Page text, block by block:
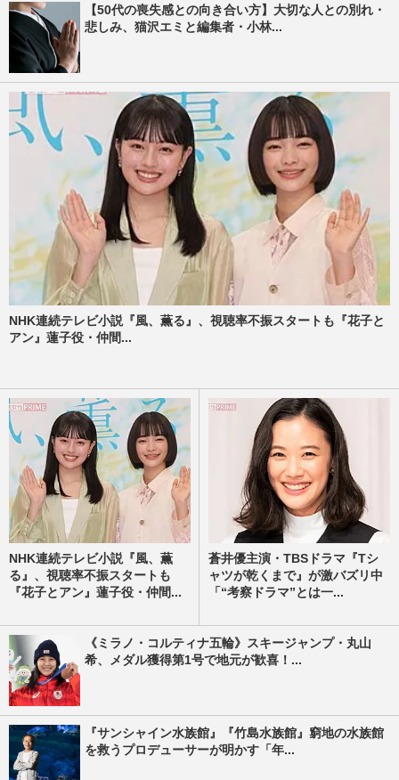
【50代の喪失感との向き合い方】大切な人との別れ・
悲しみ、猫沢エミと編集者・小林...
NHK連続テレビ小説『風、薫る』、視聴率不振スタートも『花子と
アン』蓮子役・仲間...
NHK連続テレビ小説『風、薫
る』、視聴率不振スタートも
『花子とアン』蓮子役・仲間...
蒼井優主演・TBSドラマ『Tシ
ャツが乾くまで』が激バズリ中
「“考察ドラマ”とは一...
《ミラノ・コルティナ五輪》スキージャンプ・丸山
希、メダル獲得第1号で地元が歓喜！...
『サンシャイン水族館』『竹島水族館』窮地の水族館
を救うプロデューサーが明かす「年...